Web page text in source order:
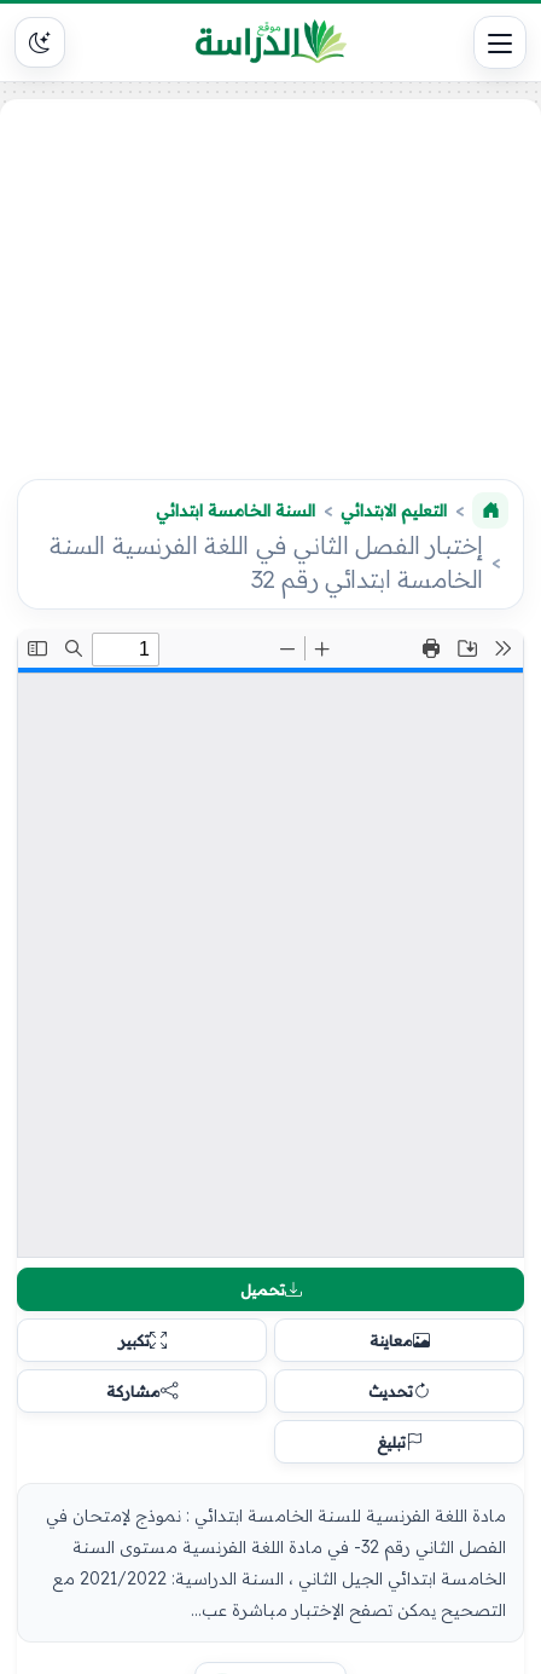
التعليم الابتدائي السنة الخامسة ابتدائي
إختبار الفصل الثاني في اللغة الفرنسية السنة
الخامسة ابتدائي رقم 32
تحميل
معاينة تكبير
تحديث مشاركة
تبليغ
مادة اللغة الفرنسية للسنة الخامسة ابتدائي : نموذج لإمتحان في
الفصل الثاني رقم 32- في مادة اللغة الفرنسية مستوى السنة
الخامسة ابتدائي الجيل الثاني ، السنة الدراسية: 2021/2022 مع
التصحيح يمكن تصفح الإختبار مباشرة عب...